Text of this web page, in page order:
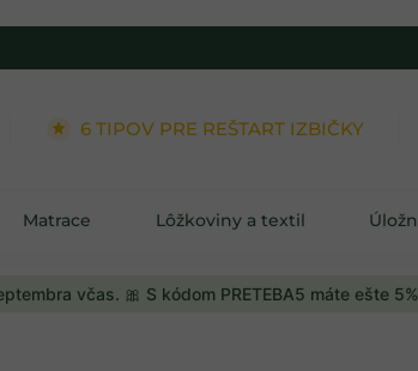
včas. 🎀 S kódom PRETEBA5 máte ešte
6 TIPOV PRE REŠTART IZBIČKY
Matrace Lôžkoviny a textil